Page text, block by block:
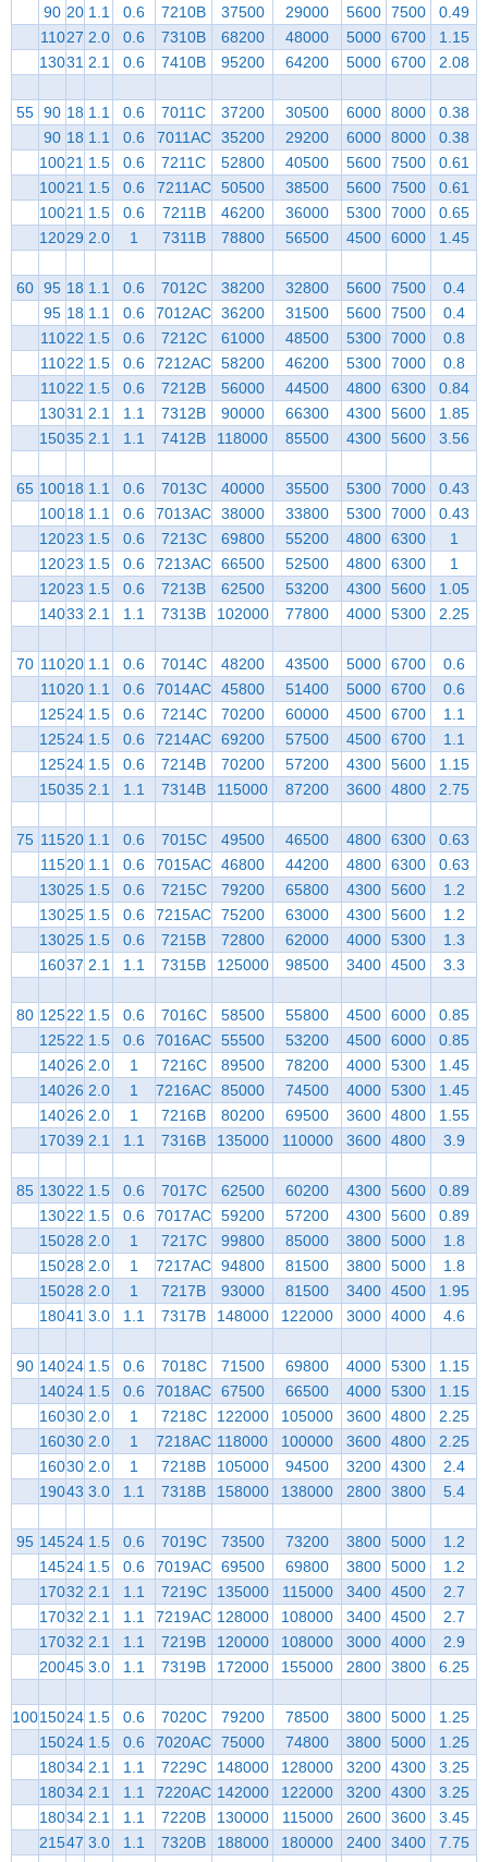
90 20 1.1 0.6 7210B 37500 29000 5600 7500
0.49
11027 2.0 0.6 7310B 68200 48000 5000 6700
1.15
13031 2.1 0.6 7410B 95200 64200 5000 6700 2.08
55 90 18 1.1 0.6 7011C 37200 30500 6000 8000
0.38
90 18 1.1 0.6 7011AC 35200 29200 6000 8000
0.38
10021 1.5 0.6 7211C 52800 40500 5600 7500
0.61
10021 1.5 0.6 7211AC 50500 38500 5600 7500
0.61
10021 1.5 0.6 7211B 46200 36000 5300 7000
0.65
12029 2.0 1 7311B 78800 56500 4500 6000 1.45
60 95 18 1.1 0.6 7012C 38200 32800 5600 7500
0.4
95 18 1.1 0.6 7012AC 36200 31500 5600 7500
0.4
11022 1.5 0.6 7212C 61000 48500 5300 7000
0.8
11022 1.5 0.6 7212AC 58200 46200 5300 7000
0.8
11022 1.5 0.6 7212B 56000 44500 4800 6300
0.84
13031 2.1 1.1 7312B 90000 66300 4300 5600
1.85
15035 2.1 1.1 7412B 118000 85500 4300 5600 3.56
65 10018 1.1 0.6 7013C 40000 35500 5300 7000
0.43
10018 1.1 0.6 7013AC 38000 33800 5300 7000
0.43
12023 1.5 0.6 7213C 69800 55200 4800 6300
1
12023 1.5 0.6 7213AC 66500 52500 4800 6300
1
12023 1.5 0.6 7213B 62500 53200 4300 5600
1.05
14033 2.1 1.1 7313B 102000 77800 4000 5300 2.25
70 11020 1.1 0.6 7014C 48200 43500 5000 6700
0.6
11020 1.1 0.6 7014AC 45800 51400 5000 6700
0.6
12524 1.5 0.6 7214C 70200 60000 4500 6700
1.1
12524 1.5 0.6 7214AC 69200 57500 4500 6700
1.1
12524 1.5 0.6 7214B 70200 57200 4300 5600
1.15
15035 2.1 1.1 7314B 115000 87200 3600 4800 2.75
75 11520 1.1 0.6 7015C 49500 46500 4800 6300
0.63
11520 1.1 0.6 7015AC 46800 44200 4800 6300
0.63
13025 1.5 0.6 7215C 79200 65800 4300 5600
1.2
13025 1.5 0.6 7215AC 75200 63000 4300 5600
1.2
13025 1.5 0.6 7215B 72800 62000 4000 5300
1.3
16037 2.1 1.1 7315B 125000 98500 3400 4500 3.3
80 12522 1.5 0.6 7016C 58500 55800 4500 6000
0.85
12522 1.5 0.6 7016AC 55500 53200 4500 6000
0.85
14026 2.0 1 7216C 89500 78200 4000 5300
1.45
14026 2.0 1 7216AC 85000 74500 4000 5300
1.45
14026 2.0 1 7216B 80200 69500 3600 4800
1.55
17039 2.1 1.1 7316B 135000 110000 3600 4800 3.9
85 13022 1.5 0.6 7017C 62500 60200 4300 5600
0.89
13022 1.5 0.6 7017AC 59200 57200 4300 5600
0.89
15028 2.0 1 7217C 99800 85000 3800 5000
1.8
15028 2.0 1 7217AC 94800 81500 3800 5000
1.8
15028 2.0 1 7217B 93000 81500 3400 4500
1.95
18041 3.0 1.1 7317B 148000 122000 3000 4000 4.6
90 14024 1.5 0.6 7018C 71500 69800 4000 5300
1.15
14024 1.5 0.6 7018AC 67500 66500 4000 5300
1.15
16030 2.0 1 7218C 122000 105000 3600 4800
2.25
16030 2.0 1 7218AC 118000 100000 3600 4800
2.25
16030 2.0 1 7218B 105000 94500 3200 4300
2.4
19043 3.0 1.1 7318B 158000 138000 2800 3800 5.4
95 14524 1.5 0.6 7019C 73500 73200 3800 5000
1.2
14524 1.5 0.6 7019AC 69500 69800 3800 5000
1.2
17032 2.1 1.1 7219C 135000 115000 3400 4500
2.7
17032 2.1 1.1 7219AC 128000 108000 3400 4500
2.7
17032 2.1 1.1 7219B 120000 108000 3000 4000
2.9
20045 3.0 1.1 7319B 172000 155000 2800 3800 6.25
10015024 1.5 0.6 7020C 79200 78500 3800 5000
1.25
15024 1.5 0.6 7020AC 75000 74800 3800 5000
1.25
18034 2.1 1.1 7229C 148000 128000 3200 4300
3.25
18034 2.1 1.1 7220AC 142000 122000 3200 4300
3.25
18034 2.1 1.1 7220B 130000 115000 2600 3600
3.45
21547 3.0 1.1 7320B 188000 180000 2400 3400 7.75